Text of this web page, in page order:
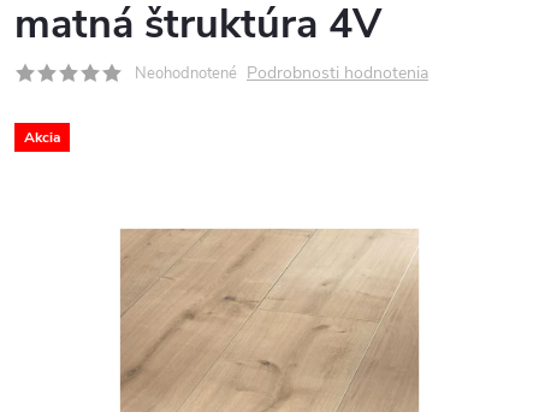
matná štruktúra 4V
Neohodnotené Podrobnosti hodnotenia
Akcia